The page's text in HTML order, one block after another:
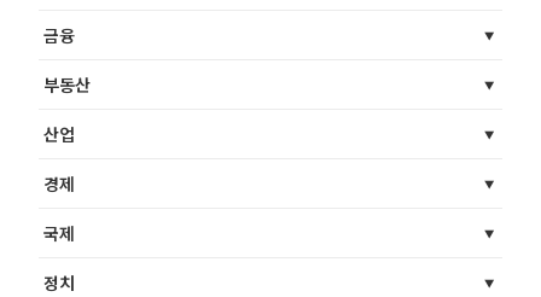
금융
부동산
산업
경제
국제
정치